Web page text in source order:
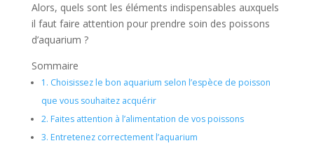
Alors, quels sont les éléments indispensables auxquels
il faut faire attention pour prendre soin des poissons
d’aquarium ?
Sommaire
1. Choisissez le bon aquarium selon l’espèce de poisson
que vous souhaitez acquérir
2. Faites attention à l’alimentation de vos poissons
3. Entretenez correctement l’aquarium